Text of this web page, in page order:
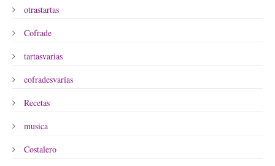
otrastartas
Cofrade
tartasvarias
cofradesvarias
Recetas
musica
Costalero